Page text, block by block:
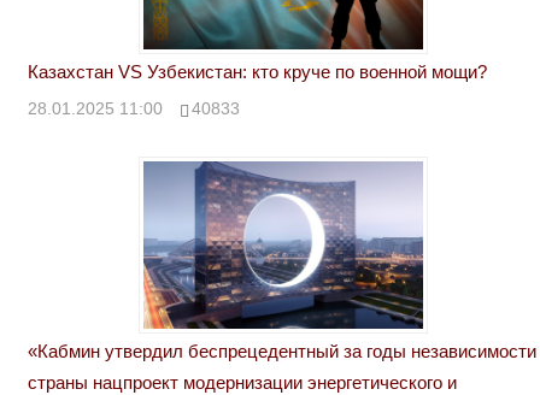
Казахстан VS Узбекистан: кто круче по военной мощи?
28.01.2025 11:00 40833
«Кабмин утвердил беспрецедентный за годы независимости
страны нацпроект модернизации энергетического и